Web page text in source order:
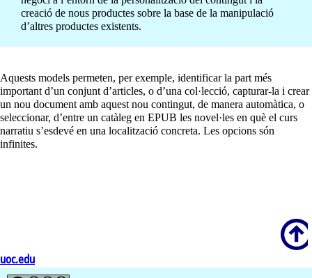
creació de nous productes sobre la base de la manipulació
d’altres productes existents.
Aquests models permeten, per exemple, identificar la part més
important d’un conjunt d’articles, o d’una col·lecció, capturar-la i crear
un nou document amb aquest nou contingut, de manera automàtica, o
seleccionar, d’entre un catàleg en EPUB les novel·les en què el curs
narratiu s’esdevé en una localització concreta. Les opcions són
infinites.
Scroll
uoc.edu